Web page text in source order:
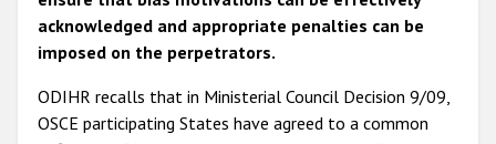
acknowledged and appropriate penalties can be
imposed on the perpetrators.
ODIHR recalls that in Ministerial Council Decision 9/09,
OSCE participating States have agreed to a common